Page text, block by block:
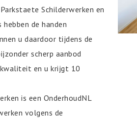
Schilderwerken en
de handen
u daardoor tijdens de
scherp aanbod
en u krijgt 10
is een OnderhoudNL
volgens de